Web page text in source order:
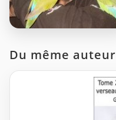
Du même auteur